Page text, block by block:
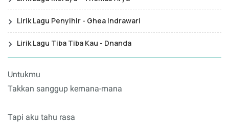
Lirik Lagu Penyihir - Ghea Indrawari
Lirik Lagu Tiba Tiba Kau - Dnanda
Untukmu
Takkan sanggup kemana-mana
Tapi aku tahu rasa